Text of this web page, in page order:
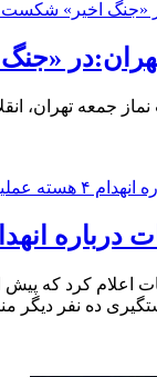
جمعه تهران،
تروریستی – تفکیری در جنوب
اعلام کرد که پیش
ده نفر دیگر